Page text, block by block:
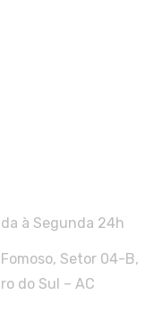
à Segunda 24h
Setor 04-B,
do Sul – AC